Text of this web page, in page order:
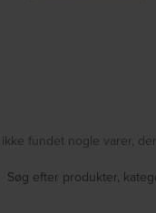
fundet nogle varer,